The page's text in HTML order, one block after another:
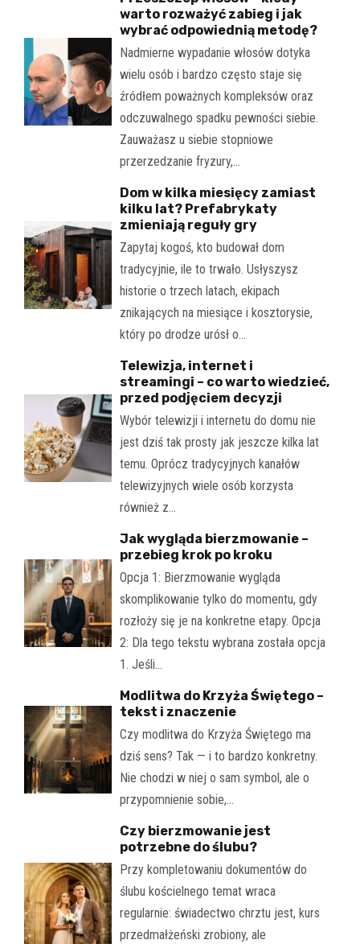
warto rozważyć zabieg i jak
wybrać odpowiednią metodę?
Nadmierne wypadanie włosów dotyka
wielu osób i bardzo często staje się
źródłem poważnych kompleksów oraz
odczuwalnego spadku pewności siebie.
Zauważasz u siebie stopniowe
przerzedzanie fryzury,…
Dom w kilka miesięcy zamiast
kilku lat? Prefabrykaty
zmieniają reguły gry
Zapytaj kogoś, kto budował dom
tradycyjnie, ile to trwało. Usłyszysz
historie o trzech latach, ekipach
znikających na miesiące i kosztorysie,
który po drodze urósł o…
Telewizja, internet i
streamingi – co warto wiedzieć,
przed podjęciem decyzji
Wybór telewizji i internetu do domu nie
jest dziś tak prosty jak jeszcze kilka lat
temu. Oprócz tradycyjnych kanałów
telewizyjnych wiele osób korzysta
również z…
Jak wygląda bierzmowanie –
przebieg krok po kroku
Opcja 1: Bierzmowanie wygląda
skomplikowanie tylko do momentu, gdy
rozłoży się je na konkretne etapy. Opcja
2: Dla tego tekstu wybrana została opcja
1. Jeśli…
Modlitwa do Krzyża Świętego –
tekst i znaczenie
Czy modlitwa do Krzyża Świętego ma
dziś sens? Tak — i to bardzo konkretny.
Nie chodzi w niej o sam symbol, ale o
przypomnienie sobie,…
Czy bierzmowanie jest
potrzebne do ślubu?
Przy kompletowaniu dokumentów do
ślubu kościelnego temat wraca
regularnie: świadectwo chrztu jest, kurs
przedmałżeński zrobiony, ale